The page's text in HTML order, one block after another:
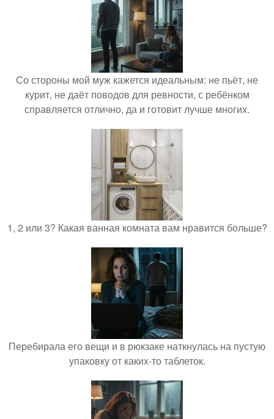
Со стороны мой муж кажется идеальным: не пьёт, не
курит, не даёт поводов для ревности, с ребёнком
справляется отлично, да и готовит лучше многих.
1, 2 или 3? Какая ванная комната вам нравится больше?
Перебирала его вещи и в рюкзаке наткнулась на пустую
упаковку от каких-то таблеток.